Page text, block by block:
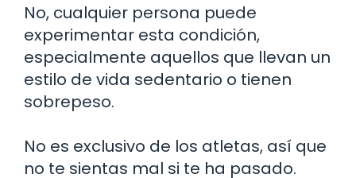
No, cualquier persona puede
experimentar esta condición,
especialmente aquellos que llevan un
estilo de vida sedentario o tienen
sobrepeso.
No es exclusivo de los atletas, así que
no te sientas mal si te ha pasado.